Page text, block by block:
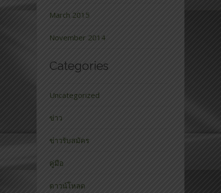
March 2015
November 2014
Categories
Uncategorized
ข่าว
ข่าวรับสมัคร
คู่มือ
ดาวน์โหลด